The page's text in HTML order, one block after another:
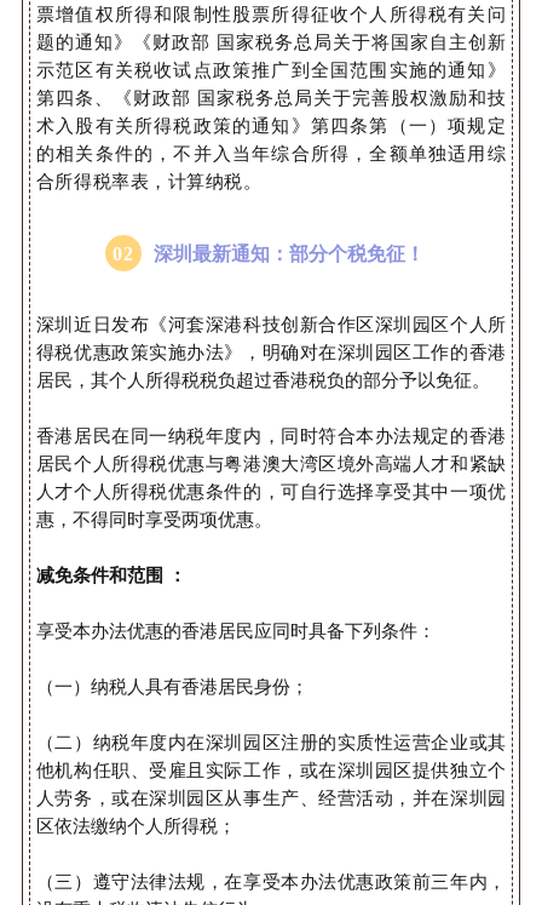
票增值权所得和限制性股票所得征收个人所得税有关问
题的通知》《财政部 国家税务总局关于将国家自主创新
示范区有关税收试点政策推广到全国范围实施的通知》
第四条、《财政部 国家税务总局关于完善股权激励和技
术入股有关所得税政策的通知》第四条第（一）项规定
的相关条件的，不并入当年综合所得，全额单独适用综
合所得税率表，计算纳税。
02 深圳最新通知：部分个税免征！
深圳近日发布《河套深港科技创新合作区深圳园区个人所
得税优惠政策实施办法》，明确对在深圳园区工作的香港
居民，其个人所得税税负超过香港税负的部分予以免征。
香港居民在同一纳税年度内，同时符合本办法规定的香港
居民个人所得税优惠与粤港澳大湾区境外高端人才和紧缺
人才个人所得税优惠条件的，可自行选择享受其中一项优
惠，不得同时享受两项优惠。
减免条件和范围 ：
享受本办法优惠的香港居民应同时具备下列条件：
（一）纳税人具有香港居民身份；
（二）纳税年度内在深圳园区注册的实质性运营企业或其
他机构任职、受雇且实际工作，或在深圳园区提供独立个
人劳务，或在深圳园区从事生产、经营活动，并在深圳园
区依法缴纳个人所得税；
（三）遵守法律法规，在享受本办法优惠政策前三年内，